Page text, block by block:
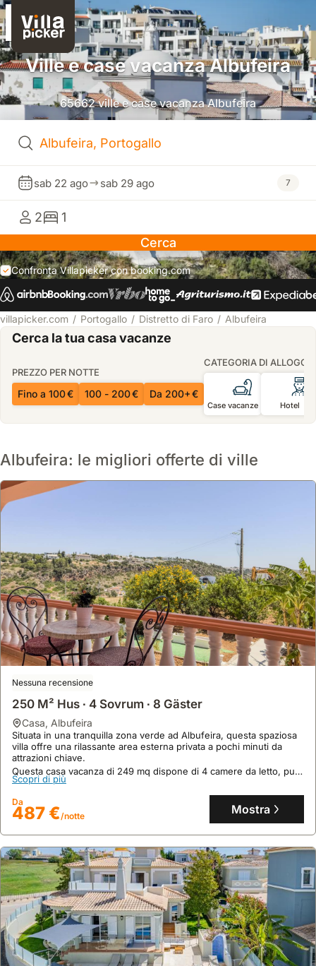
Ville e case vacanza Albufeira
65662 ville e case vacanza Albufeira
sab 22 ago sab 29 ago 7
2
1
Cerca
Confronta Villapicker con booking.com
villapicker.com Portogallo Distretto di Faro Albufeira
Cerca la tua casa vacanze
PREZZO PER NOTTE
Fino a 100 € 100 - 200 € Da 200+ €
CATEGORIA DI
Case vacanze Hotel
Albufeira: le migliori offerte di ville
Nessuna recensione
250 M² Hus ∙ 4 Sovrum ∙ 8 Gäster
casa, Albufeira
Situata in una tranquilla zona verde ad Albufeira, questa spaziosa
villa offre una rilassante area esterna privata a pochi minuti da
attrazioni chiave.
Questa casa vacanza di 249 mq dispone di 4 camere da letto, può
ospitare fino a 8 persone e vanta una cucina completamente
attrezzata, aria condizionata in ogni stanza e un giardino con
barbecue.
Scopri di più
Da
487 €/notte Mostra